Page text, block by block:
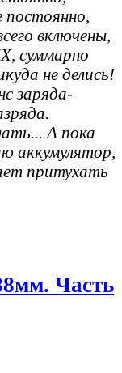
постоянно,
включены,
суммарно
не делись!
заряда-
А пока
аккумулятор,
притухать
Часть